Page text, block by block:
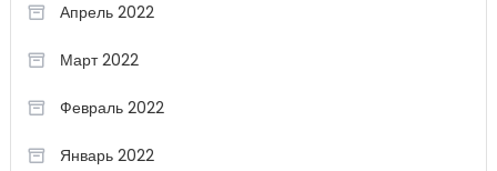
Апрель 2022
Март 2022
Февраль 2022
Январь 2022